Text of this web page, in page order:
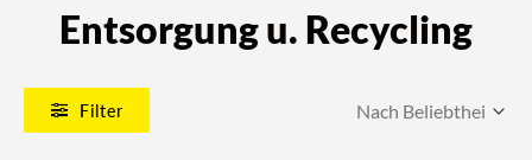
Entsorgung u. Recycling
Filter